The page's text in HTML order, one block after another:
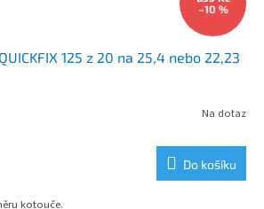
–10 %
125 z 20 na 25,4 nebo 22,23
Na dotaz
Do košíku
kotouče.